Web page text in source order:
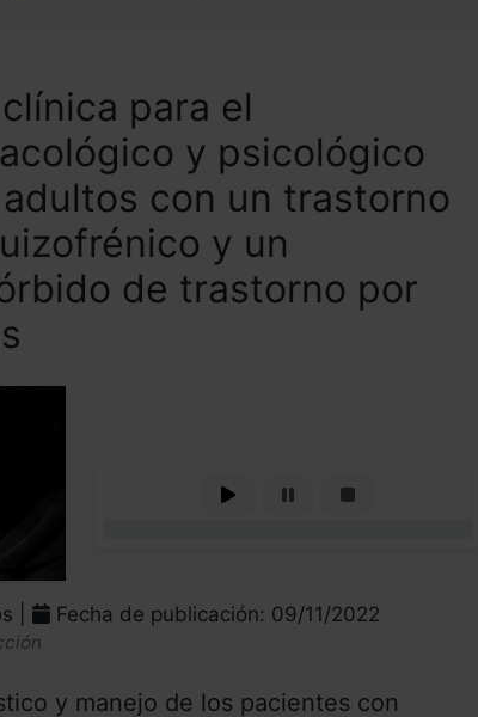
para el
y psicológico
con un trastorno
y un
de trastorno por
| Fecha de publicación: 09/11/2022
y manejo de los pacientes con